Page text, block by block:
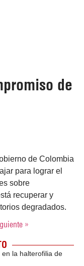
de
de Colombia
para lograr el
sobre
recuperar y
degradados.
»
la halterofilia de